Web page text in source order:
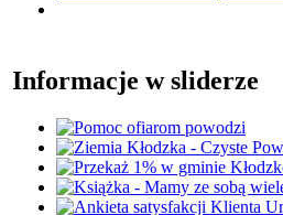
Informacje w sliderze